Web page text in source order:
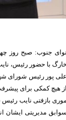
خارگ با حضور رئیس،
علی پور رئیس شورای
از هیچ کمکی برای
موری بازفتی نایب رئیس
سوابق مدیریتی ایشان